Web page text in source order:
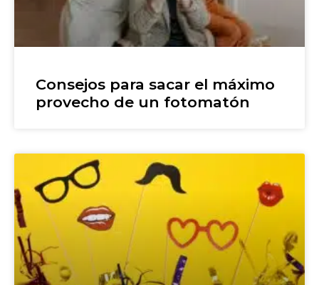
Consejos para sacar el máximo
provecho de un fotomatón